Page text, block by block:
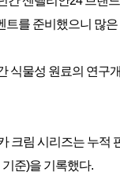
트를 준비했으니 많
식물성 원료의 연구
크림 시리즈는 누적
준)을 기록했다.